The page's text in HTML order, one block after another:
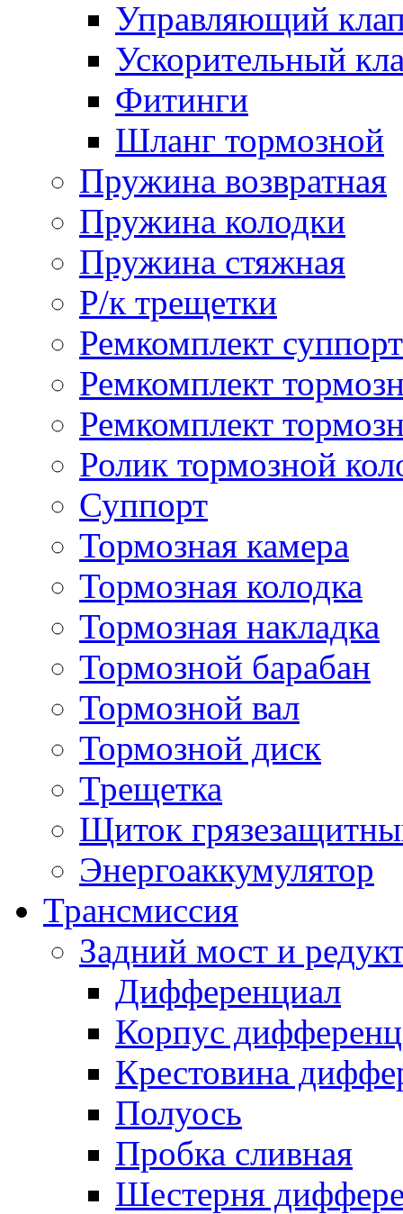
Управляющий
Ускорительный
Фитинги
Шланг тормозной
Пружина возвратная
Пружина колодки
Пружина стяжная
Р/к трещетки
Ремкомплект
Ремкомплект
Ремкомплект
Ролик тормозной
Суппорт
Тормозная камера
Тормозная колодка
Тормозная накладка
Тормозной барабан
Тормозной вал
Тормозной диск
Трещетка
Щиток
Энергоаккумулятор
Трансмиссия
Задний мост и
Дифференциал
Корпус
Крестовина
Полуось
Пробка сливная
Шестерня